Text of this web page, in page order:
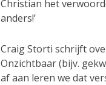
Christian het
anders!’
Craig Storti schrijft
Onzichtbaar (bijv.
af aan leren we dat